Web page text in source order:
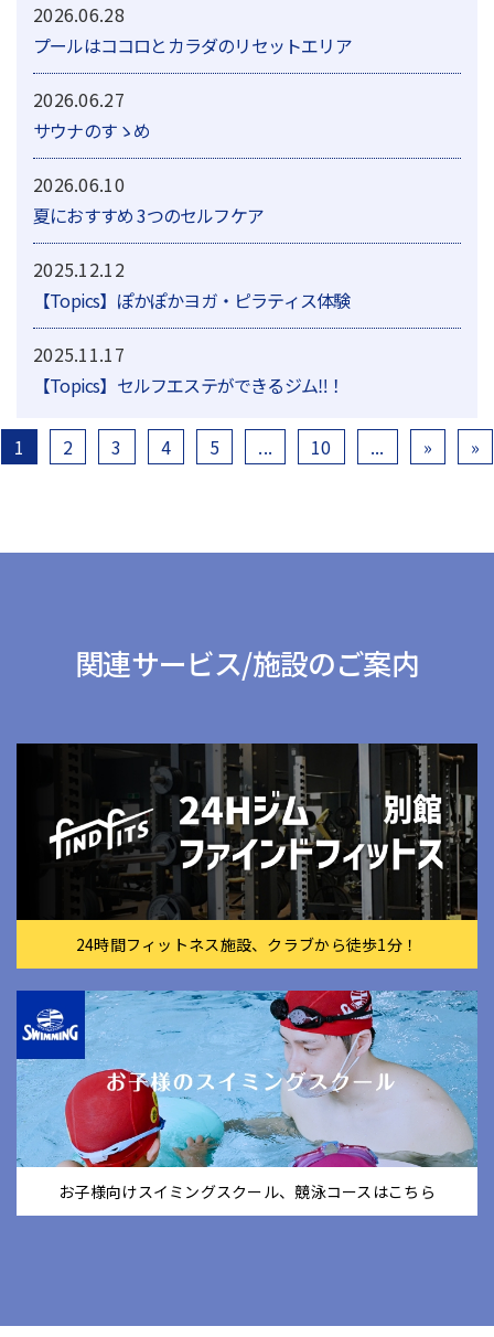
2026.06.28
プールはココロとカラダのリセットエリア
2026.06.27
サウナのすゝめ
2026.06.10
夏におすすめ 3つのセルフケア
2025.12.12
【Topics】ぽかぽかヨガ・ピラティス体験
2025.11.17
【Topics】セルフエステができるジム‼！
1 2 3 4 5 ... 10 ... » »
関連サービス/施設のご案内
24時間フィットネス施設、クラブから徒歩1分！
お子様向けスイミングスクール、競泳コースはこちら